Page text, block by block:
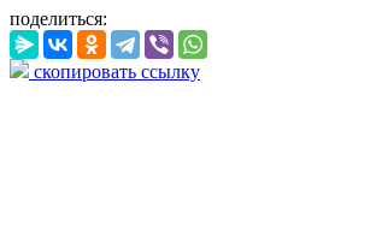
поделиться:
скопировать ссылку